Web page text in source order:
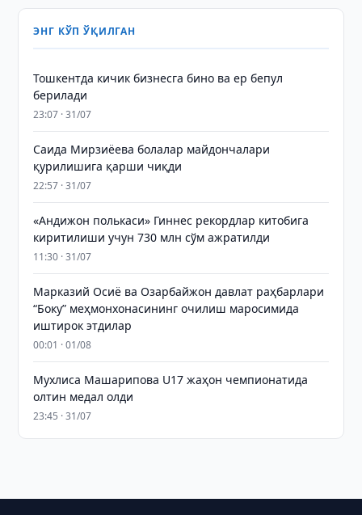
ЭНГ КЎП ЎҚИЛГАН
Тошкентда кичик бизнесга бино ва ер бепул
берилади
23:07 · 31/07
Саида Мирзиёева болалар майдончалари
қурилишига қарши чиқди
22:57 · 31/07
«Андижон полькаси» Гиннес рекордлар китобига
киритилиши учун 730 млн сўм ажратилди
11:30 · 31/07
Марказий Осиё ва Озарбайжон давлат раҳбарлари
“Боку” меҳмонхонасининг очилиш маросимида
иштирок этдилар
00:01 · 01/08
Мухлиса Машарипова U17 жаҳон чемпионатида
олтин медал олди
23:45 · 31/07